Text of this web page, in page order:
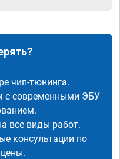
чип-тюнинга.
с современными ЭБУ
все виды работ.
консультации по